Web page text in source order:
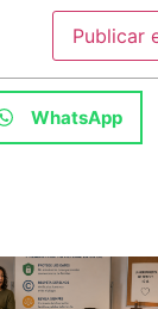
WhatsApp